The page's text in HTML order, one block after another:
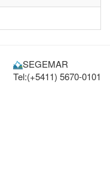
SEGEMAR
Tel:(+5411) 5670-0101